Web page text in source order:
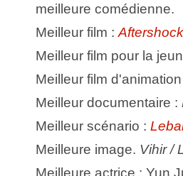
meilleure comédienne.
Meilleur film : Aftershock
Meilleur film pour la
Meilleur film
Meilleur documentaire :
Meilleur scénario :
Meilleure image. Vihir /
Meilleure actrice : Yun